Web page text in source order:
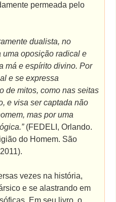
permeada pelo
dualista, no
uma oposição radical e
má e espírito divino. Por
e se expressa
de mitos, como nas seitas
e visa ser captada não
mas por uma
(FEDELI, Orlando.
do Homem. São
vezes na história,
e se alastrando em
Em seu livro, o